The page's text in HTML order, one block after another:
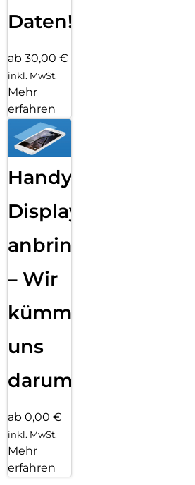
Daten!
ab 30,00 €
inkl. MwSt.
Mehr
erfahren
Handy
Displayfolie
anbringen
– Wir
kümmern
uns
darum!
ab 0,00 €
inkl. MwSt.
Mehr
erfahren